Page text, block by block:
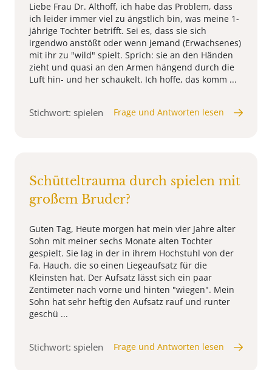
Liebe Frau Dr. Althoff, ich habe das Problem, dass
ich leider immer viel zu ängstlich bin, was meine 1-
jährige Tochter betrifft. Sei es, dass sie sich
irgendwo anstößt oder wenn jemand (Erwachsenes)
mit ihr zu "wild" spielt. Sprich: sie an den Händen
zieht und quasi an den Armen hängend durch die
Luft hin- und her schaukelt. Ich hoffe, das komm ...
Stichwort: spielen Frage und Antworten lesen
Schütteltrauma durch spielen mit
großem Bruder?
Guten Tag, Heute morgen hat mein vier Jahre alter
Sohn mit meiner sechs Monate alten Tochter
gespielt. Sie lag in der in ihrem Hochstuhl von der
Fa. Hauch, die so einen Liegeaufsatz für die
Kleinsten hat. Der Aufsatz lässt sich ein paar
Zentimeter nach vorne und hinten "wiegen". Mein
Sohn hat sehr heftig den Aufsatz rauf und runter
geschü ...
Stichwort: spielen Frage und Antworten lesen